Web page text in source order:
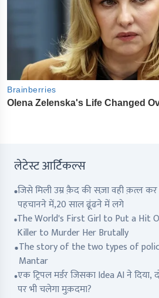
लेटेस्ट आर्टिकल्स
जिसे मिली उम्र क़ैद की सज़ा वही क़त्ल कर
पहचानने में,20 साल ढूंढने में लगे
The World's First Girl to Put a Hit
Killer to Murder Her Brutally
The story of the two types of
Mantar
एक ट्रिपल मर्डर जिसका Idea AI ने दिया,
पर भी चलेगा मुक़दमा?